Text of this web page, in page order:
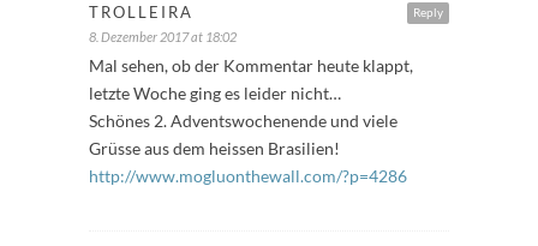
Reply
TROLLEIRA
8. Dezember 2017 at 18:02
Mal sehen, ob der Kommentar heute klappt,
letzte Woche ging es leider nicht…
Schönes 2. Adventswochenende und viele
Grüsse aus dem heissen Brasilien!
http://www.mogluonthewall.com/?p=4286